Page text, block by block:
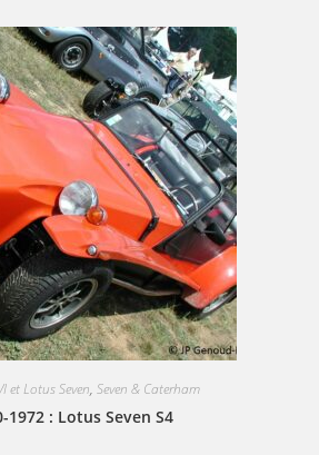
et Lotus Seven, Seven & Caterham
1972 : Lotus Seven S4